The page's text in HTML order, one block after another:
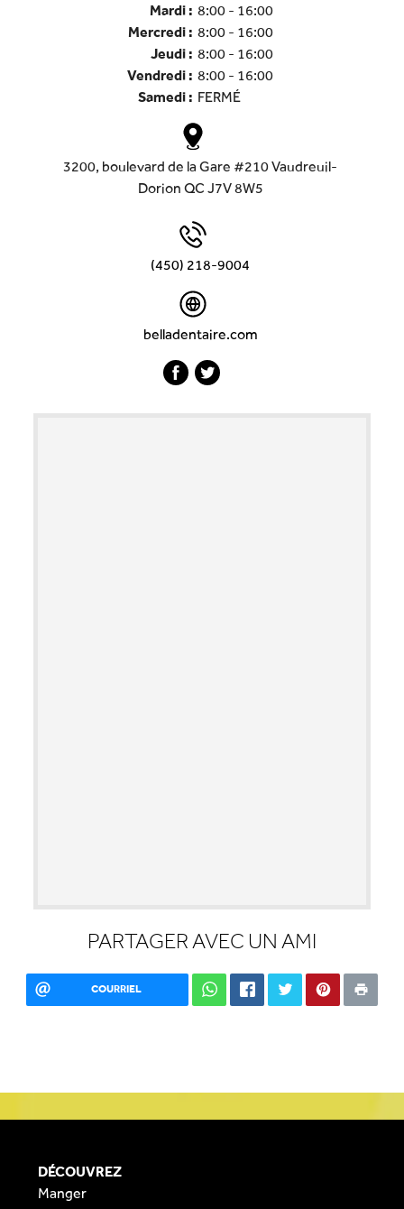
Mardi : 8:00 - 16:00
Mercredi : 8:00 - 16:00
Jeudi : 8:00 - 16:00
Vendredi : 8:00 - 16:00
Samedi : FERMÉ
3200, boulevard de la Gare #210 Vaudreuil-
Dorion QC J7V 8W5
(450) 218-9004
belladentaire.com
PARTAGER AVEC UN AMI
COURRIEL
DÉCOUVREZ
Manger